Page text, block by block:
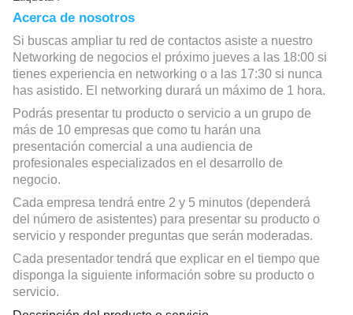
Acerca de nosotros
Si buscas ampliar tu red de contactos asiste a nuestro
Networking de negocios el próximo jueves a las 18:00 si
tienes experiencia en networking o a las 17:30 si nunca
has asistido. El networking durará un máximo de 1 hora.
Podrás presentar tu producto o servicio a un grupo de
más de 10 empresas que como tu harán una
presentación comercial a una audiencia de
profesionales especializados en el desarrollo de
negocio.
Cada empresa tendrá entre 2 y 5 minutos (dependerá
del número de asistentes) para presentar su producto o
servicio y responder preguntas que serán moderadas.
Cada presentador tendrá que explicar en el tiempo que
disponga la siguiente información sobre su producto o
servicio.